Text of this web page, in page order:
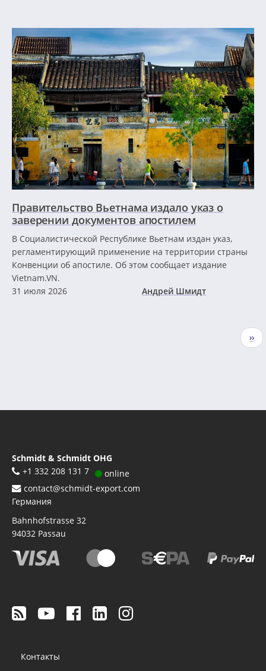
Правительство Вьетнама издало указ о
заверении документов апостилем
В Социалистической Республике Вьетнам издан указ,
регламентирующий применение на территории страны
Конвенции об апостиле. Об этом сообщает издание
Vietnam.VN.
31 июля 2026
Андрей Шмидт
››
Schmidt & Schmidt OHG
+1 332 208 131 7
online
contact@schmidt-export.com
Германия
Bahnhofstrasse 32
94032 Passau
menu
Контакты